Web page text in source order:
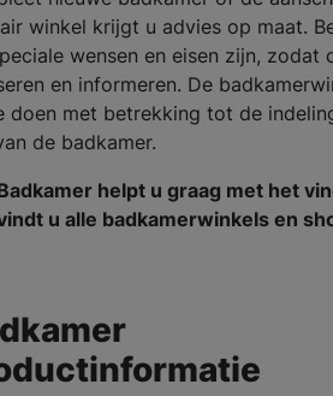
winkel krijgt u advies op maat.
wensen en eisen zijn,
en informeren. De
doen met betrekking tot de
de badkamer.
helpt u graag met het
u alle badkamerwinkels en